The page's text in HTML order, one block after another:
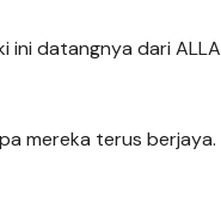
datangnya dari
mereka terus berjaya.